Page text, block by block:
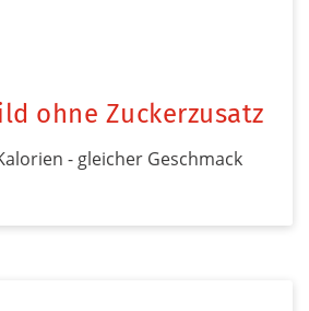
ohne Zuckerzusatz
- gleicher Geschmack